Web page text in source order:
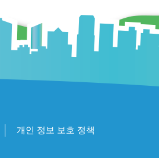
개인 정보 보호 정책